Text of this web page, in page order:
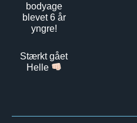
bodyage
blevet 6 år
yngre!
Stærkt gået
Helle